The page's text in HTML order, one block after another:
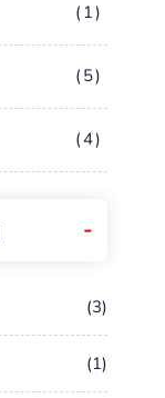
1
5
4
(3)
(1)